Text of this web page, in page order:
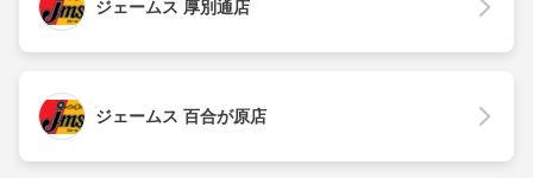
ジェームス 厚別通店
ジェームス 百合が原店